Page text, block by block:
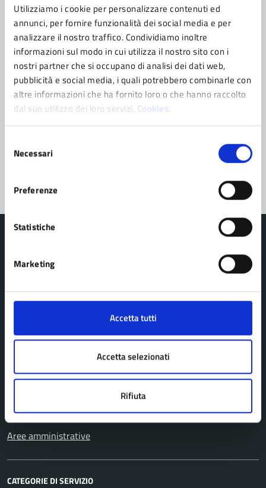
Utilizziamo i cookie per personalizzare contenuti ed
annunci, per fornire funzionalità dei social media e per
analizzare il nostro traffico. Condividiamo inoltre
informazioni sul modo in cui utilizza il nostro sito con i
nostri partner che si occupano di analisi dei dati web,
pubblicità e social media, i quali potrebbero combinarle con
altre informazioni che ha fornito loro o che hanno raccolto
dal suo utilizzo dei loro servizi. Cookies.
delNecessari
Preferenze
Statistiche
Marketing
Accetta tutti
Accetta selezionati
Rifiuta
Contatta il comune
Leggi le domande frequenti
Richiedi assistenza
Prenota appuntamento
Organi di governo
Personale amministrativo
Politici
Uffici
Aree amministrative
CATEGORIE DI SERVIZIO